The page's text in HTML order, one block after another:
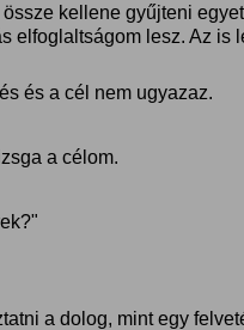
kellene gyűjteni
elfoglaltságom lesz. Az is
és a cél nem ugyazaz.
a célom.
a dolog, mint egy